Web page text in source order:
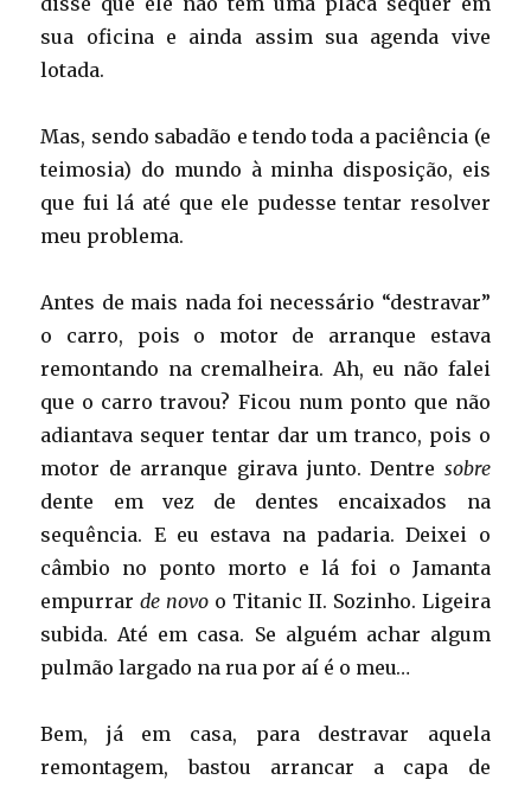
sua oficina e ainda assim sua agenda vive
lotada.
Mas, sendo sabadão e tendo toda a paciência (e
teimosia) do mundo à minha disposição, eis
que fui lá até que ele pudesse tentar resolver
meu problema.
Antes de mais nada foi necessário “destravar”
o carro, pois o motor de arranque estava
remontando na cremalheira. Ah, eu não falei
que o carro travou? Ficou num ponto que não
adiantava sequer tentar dar um tranco, pois o
motor de arranque girava junto. Dentre sobre
dente em vez de dentes encaixados na
sequência. E eu estava na padaria. Deixei o
câmbio no ponto morto e lá foi o Jamanta
empurrarde novo o Titanic II. Sozinho. Ligeira
subida. Até em casa. Se alguém achar algum
pulmão largado na rua por aí é o meu…
Bem, já em casa, para destravar aquela
remontagem, bastou arrancar a capa de